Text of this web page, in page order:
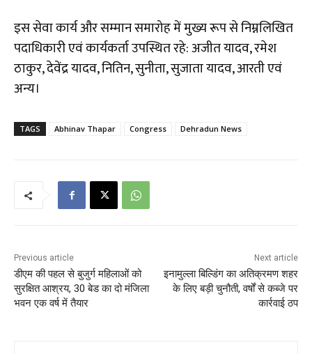
इस सेवा कार्य और सम्मान समारोह में मुख्य रूप से निम्नलिखित
पदाधिकारी एवं कार्यकर्ता उपस्थित रहे: अजीत यादव, रमेश
ठाकुर, देवेंद्र यादव, नितिन, सुनीता, सुजाता यादव, आरती एवं
अन्य।
TAGS Abhinav Thapar Congress Dehradun News
Previous article
डीएम की पहल से बुजुर्ग महिलाओं को
सुरक्षित आश्रय, 30 बेड का दो मंजिला
भवन एक वर्ष में तैयार
Next article
इनामुल्ला बिल्डिंग का अतिक्रमण शहर
के लिए बड़ी चुनौती, वर्षों से कब्जे पर
कार्रवाई ठप